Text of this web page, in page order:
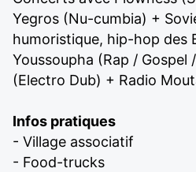
Yegros (Nu-cumbia) +
humoristique, hip-hop des
Youssoupha (Rap /
(Electro Dub) + Radio
Infos pratiques
- Village associatif
- Food-trucks